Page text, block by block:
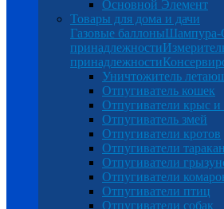
Основной Элемент
Товары для дома и дачи
Газовые баллоныШампура-
принадлежности
принадлежности
Уничтожитель
Отпугиватель кошек
Отпугиватели крыс
Отпугиватель змей
Отпугиватели кротов
Отпугиватели
Отпугиватели
Отпугиватели
Отпугиватели птиц
Отпугиватели собак